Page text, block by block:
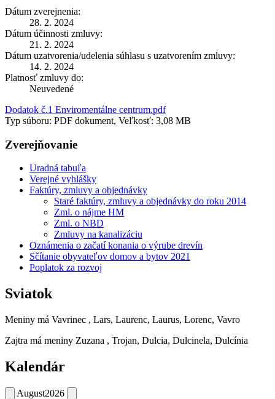
Dátum zverejnenia:
28. 2. 2024
Dátum účinnosti zmluvy:
21. 2. 2024
Dátum uzatvorenia/udelenia súhlasu s uzatvorením zmluvy:
14. 2. 2024
Platnosť zmluvy do:
Neuvedené
Dodatok č.1 Enviromentálne centrum.pdf
Typ súboru: PDF dokument, Veľkosť: 3,08 MB
Zverejňovanie
Uradná tabuľa
Verejné vyhlášky
Faktúry, zmluvy a objednávky
Staré faktúry, zmluvy a objednávky do roku 2014
Zml. o nájme HM
Zml. o NBD
Zmluvy na kanalizáciu
Oznámenia o začatí konania o výrube drevín
Sčítanie obyvateľov domov a bytov 2021
Poplatok za rozvoj
Sviatok
Meniny má Vavrinec , Lars, Laurenc, Laurus, Lorenc, Vavro
Zajtra má meniny Zuzana , Trojan, Dulcia, Dulcinela, Dulcínia
Kalendár
August2026